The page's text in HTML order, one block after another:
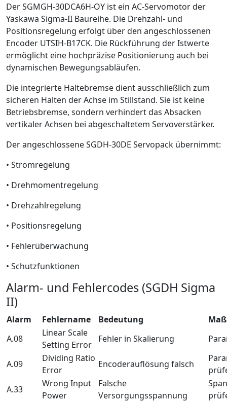
Der SGMGH-30DCA6H-OY ist ein AC-Servomotor der
Yaskawa Sigma-II Baureihe. Die Drehzahl- und
Positionsregelung erfolgt über den angeschlossenen
Encoder UTSIH-B17CK. Die Rückführung der Istwerte
ermöglicht eine hochpräzise Positionierung auch bei
dynamischen Bewegungsabläufen.
Die integrierte Haltebremse dient ausschließlich zum
sicheren Halten der Achse im Stillstand. Sie ist keine
Betriebsbremse, sondern verhindert das Absacken
vertikaler Achsen bei abgeschaltetem Servoverstärker.
Der angeschlossene SGDH-30DE Servopack übernimmt:
• Stromregelung
• Drehmomentregelung
• Drehzahlregelung
• Positionsregelung
• Fehlerüberwachung
• Schutzfunktionen
Alarm- und Fehlercodes (SGDH Sigma
II)
Alarm Fehlername Bedeutung
A.08
Linear Scale
Setting Error
Fehler in Skalierung
A.09
Dividing Ratio
Error
Encoderauflösung falsch
A.33
Wrong Input
Power
Falsche
Versorgungsspannung